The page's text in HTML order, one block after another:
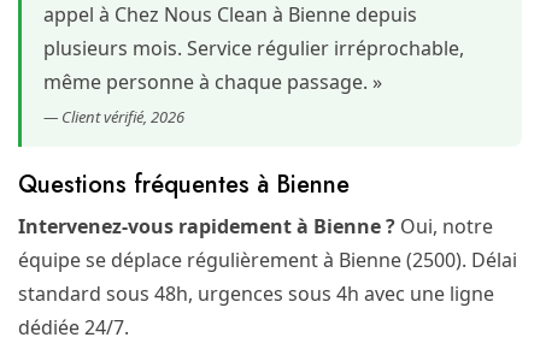
appel à Chez Nous Clean à Bienne depuis
plusieurs mois. Service régulier irréprochable,
même personne à chaque passage. »
— Client vérifié, 2026
Questions fréquentes à Bienne
Intervenez-vous rapidement à Bienne ? Oui, notre
équipe se déplace régulièrement à Bienne (2500). Délai
standard sous 48h, urgences sous 4h avec une ligne
dédiée 24/7.